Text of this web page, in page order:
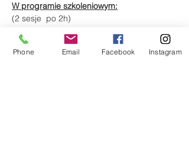
W programie szkoleniowym:
(2 sesje  po 2h)
Więcej
Phone Email Facebook Instagram